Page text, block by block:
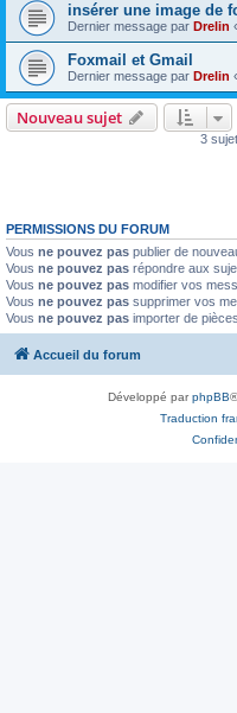
insérer une image de
Dernier message par Drelin
Foxmail et Gmail
Dernier message par Drelin
Nouveau sujet
3
PERMISSIONS DU FORUM
Vous ne pouvez pas publier de
Vous ne pouvez pas répondre aux
Vous ne pouvez pas modifier vos
Vous ne pouvez pas supprimer vos
Vous ne pouvez pas importer de
Accueil du forum
Développé parphpBB
Traduction